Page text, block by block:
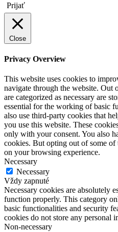
Prijať
Close
Privacy Overview
This website uses cookies to
navigate through the website. Out
are categorized as necessary are
essential for the working of basic
also use third-party cookies that
you use this website. These
only with your consent. You also
cookies. But opting out of some of
on your browsing experience.
Necessary
Necessary
Vždy zapnuté
Necessary cookies are absolutely
function properly. This category
basic functionalities and security
cookies do not store any personal
Non-necessary